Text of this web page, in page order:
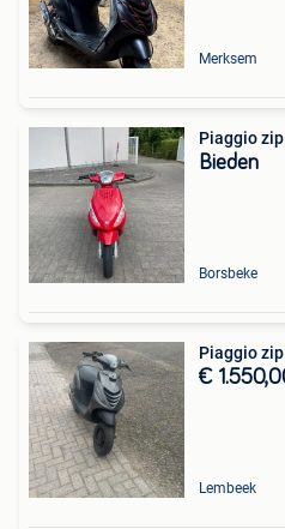
Merksem
Piaggio
Bieden
Borsbeke
Piaggio
€
Lembeek